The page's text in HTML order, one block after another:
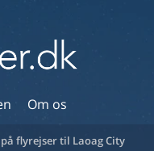
Om os
flyrejser til Laoag City